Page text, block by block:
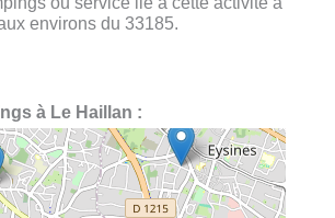
environs du 33185.
à Le Haillan :